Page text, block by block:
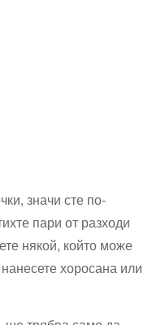
значи сте по-
пари от разходи
някой, който може
хоросана или